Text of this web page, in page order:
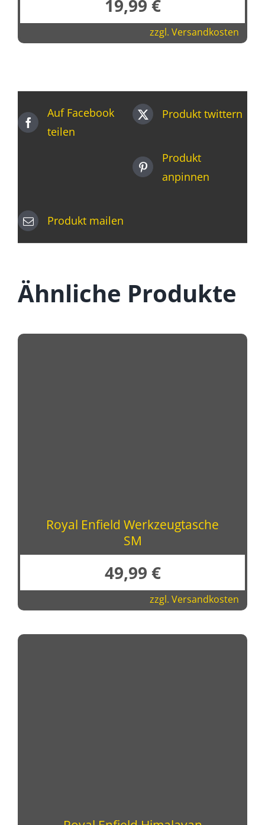
19,99 €
zzgl. Versandkosten
Auf Facebook
teilen
Produkt twittern
Produkt
anpinnen
Produkt mailen
Ähnliche Produkte
Royal Enfield Werkzeugtasche
SM
49,99 €
zzgl. Versandkosten